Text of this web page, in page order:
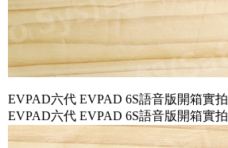
EVPAD六代 EVPAD 6S語音版開箱實拍
EVPAD六代 EVPAD 6S語音版開箱實拍